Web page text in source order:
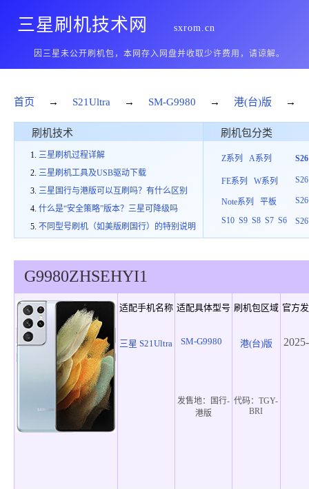
三星刷机技术网 sxrom.cn
因三星未公开刷机包，本网存入网盘并收取少许费用，请谅解。
首页 → S21Ultra → SM-G9980 → 港(台)版 →
刷机技术
三星刷机过程详解
三星刷机工具及USB驱动下载
三星国行与港版可以互刷吗？有什么区别
什么是“安全策略”版本？三星可降级吗
不同型号刷机（如美版刷国行）的特别说明
刷机包分类
Z系列 A系列
FE系列 W系列
Note系列
平板
S10 S9 S8 S7 S6
S26
G9980ZHSEHYI1
适配手机名称 适配具体型号 刷机包区域 官方
三星 S21Ultra SM-G9980 港(台)版
发售地：
国行-
港版
代码：TGY-
BRI